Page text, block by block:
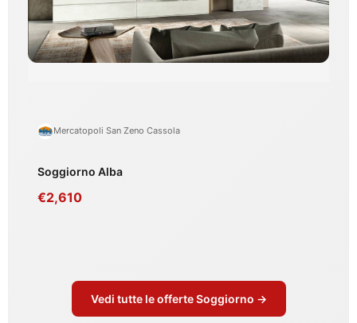
Mercatopoli San Zeno Cassola
Soggiorno Alba
€2,610
Vedi tutte le offerte Soggiorno →